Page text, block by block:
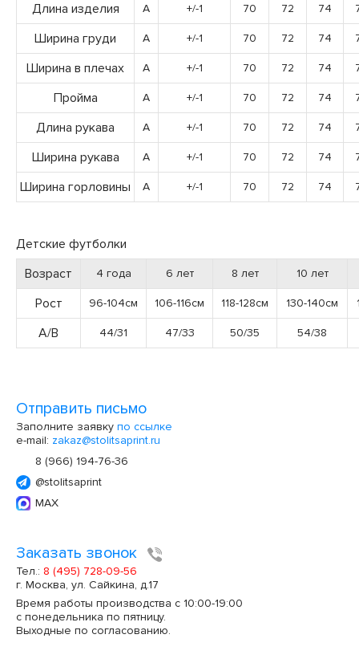
Длина изделия A +/-1 70 72 74
Ширина груди A +/-1 70 72 74
Ширина в плечах A +/-1 70 72 74
Пройма A +/-1 70 72 74
Длина рукава A +/-1 70 72 74
Ширина рукава A +/-1 70 72 74
Ширина горловины A +/-1 70 72 74
Детские футболки
Возраст
4 года 6 лет 8 лет 10 лет
Рост 96-104см 106-116см 118-128см 130-140см
А/В 44/31 47/33 50/35 54/38
Отправить письмо
Заполните заявку по ссылке
e-mail: zakaz@stolitsaprint.ru
8 (966) 194-76-36
@stolitsaprint
MAX
Заказать звонок
Тел.: 8 (495) 728-09-56
г. Москва, ул. Сайкина, д.17
Время работы производства с 10:00-19:00
с понедельника по пятницу.
Выходные по согласованию.